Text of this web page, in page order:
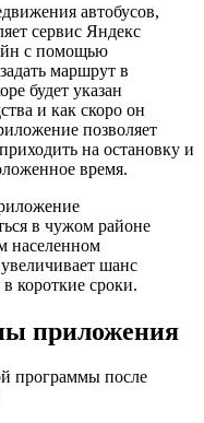
автобусов,
сервис Яндекс
с помощью
маршрут в
будет указан
и как скоро он
позволяет
на остановку и
время.
в чужом районе
населенном
шанс
короткие сроки.
приложения
программы после